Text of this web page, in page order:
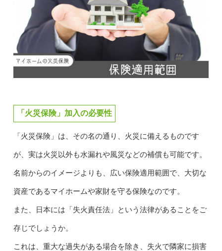
「火災保険」加入の必要性
「火災保険」は、その名の通り、火災に備えるものです
が、実は火災以外も水漏れや風災などの補償も可能です。
名前からのイメージよりも、広い保険適用範囲で、大切な
資産であるマイホームや家財を守る保険なのです。
また、日本には「失火責任法」という法律があることをご
存じでしょうか。
これは、重大な過失がある場合を除き、失火で隣家に損害